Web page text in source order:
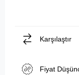
Karşılaştır
Fiyat